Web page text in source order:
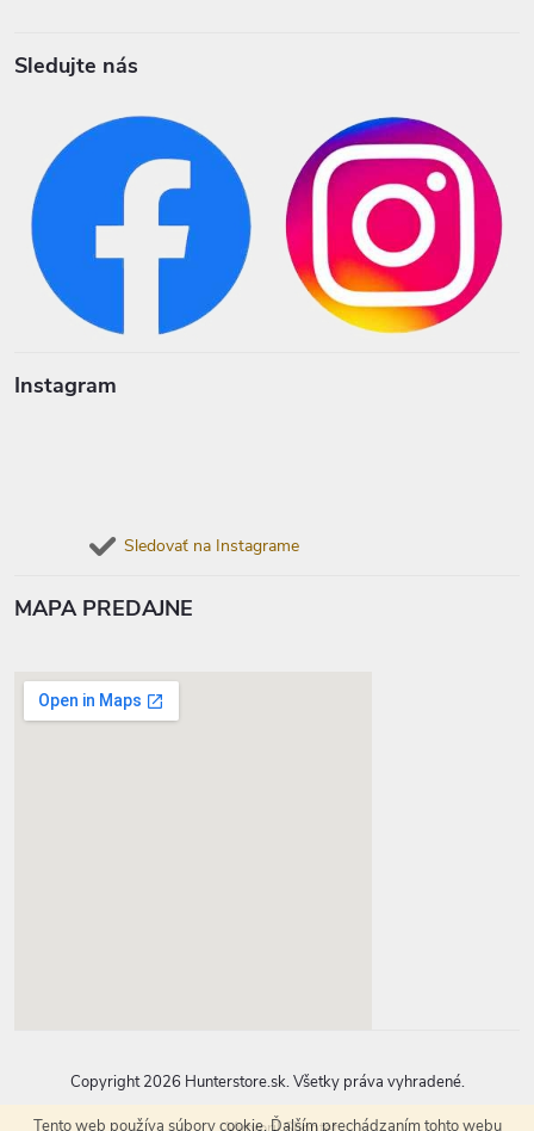
Tento web používa súbory cookie. Ďalším prechádzaním tohto webu
Sledujte nás
Instagram
Sledovať na Instagrame
MAPA PREDAJNE
Copyright 2026 Hunterstore.sk. Všetky práva vyhradené.